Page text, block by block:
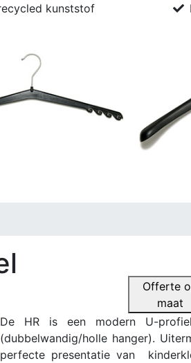
kunststof
Offerte
maat
De HR is een modern U-
(dubbelwandig/holle hanger).
perfecte presentatie van